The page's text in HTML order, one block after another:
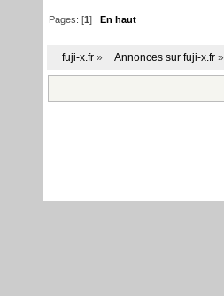
Pages: [1]En haut
fuji-x.fr » Annonces sur fuji-x.fr»